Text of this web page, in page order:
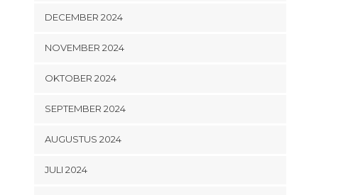
DECEMBER 2024
NOVEMBER 2024
OKTOBER 2024
SEPTEMBER 2024
AUGUSTUS 2024
JULI 2024